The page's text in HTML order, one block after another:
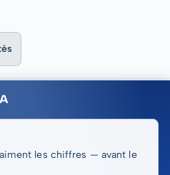
les chiffres — avant le